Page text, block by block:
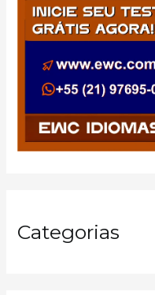
Categorias